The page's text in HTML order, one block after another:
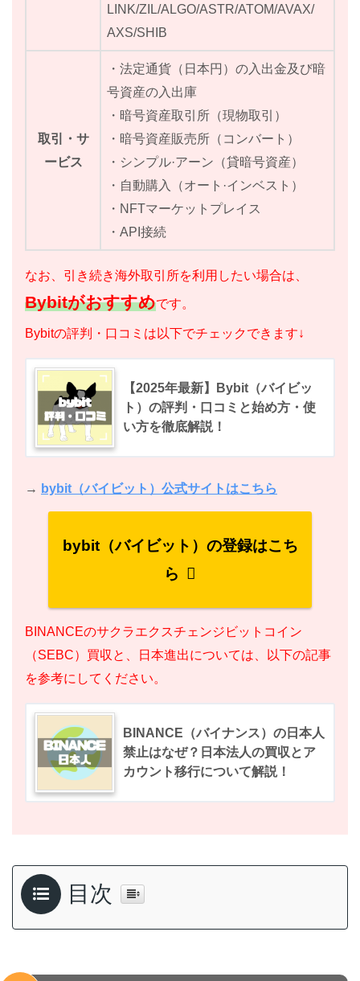
LINK/ZIL/ALGO/ASTR/ATOM/AVAX/
AXS/SHIB
取引・サ
ービス
・法定通貨（日本円）の入出金及び暗
号資産の入出庫
・暗号資産取引所（現物取引）
・暗号資産販売所（コンバート）
・シンプル·アーン（貸暗号資産）
・自動購入（オート·インベスト）
・NFTマーケットプレイス
・API接続
なお、引き続き海外取引所を利用したい場合は、
Bybitがおすすめです。
Bybitの評判・口コミは以下でチェックできます↓
【2025年最新】Bybit（バイビッ
ト）の評判・口コミと始め方・使
い方を徹底解説！
→ bybit（バイビット）公式サイトはこちら
bybit（バイビット）の登録はこち
ら
BINANCEのサクラエクスチェンジビットコイン
（SEBC）買収と、日本進出については、以下の記事
を参考にしてください。
BINANCE（バイナンス）の日本人
禁止はなぜ？日本法人の買収とア
カウント移行について解説！
目次